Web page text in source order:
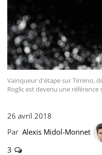
Vainqueur d'étape sur Tirreno,
Roglic est devenu une référence
26 avril 2018
Par Alexis Midol-Monnet
3